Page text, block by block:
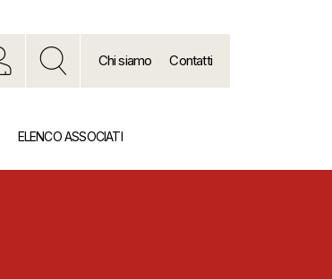
Chi siamo Contatti
ELENCO ASSOCIATI